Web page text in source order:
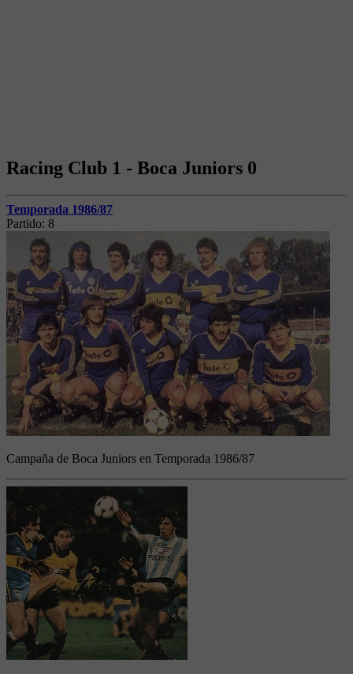
Racing Club 1 - Boca Juniors 0
Temporada 1986/87
Partido: 8
Campaña de Boca Juniors en Temporada 1986/87